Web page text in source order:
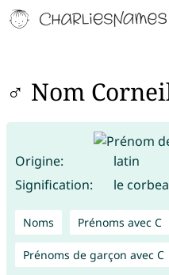
♂ Nom
Origine:
latin
Signification:
le
Noms Prénoms avec C
Prénoms de garçon avec C